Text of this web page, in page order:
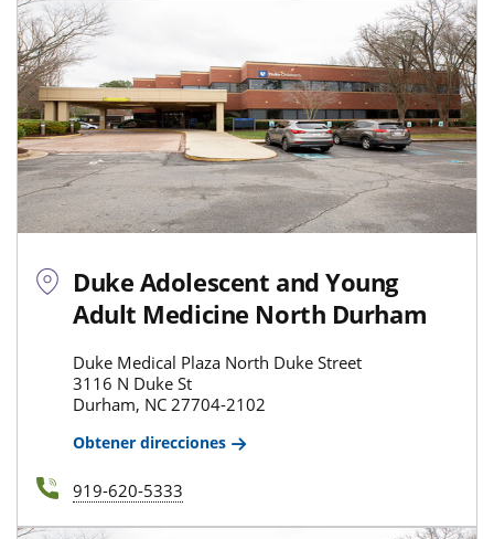
Duke Adolescent and Young
Adult Medicine North Durham
Duke Medical Plaza North Duke Street
3116 N Duke St
Durham, NC 27704-2102
Obtener direcciones
919-620-5333